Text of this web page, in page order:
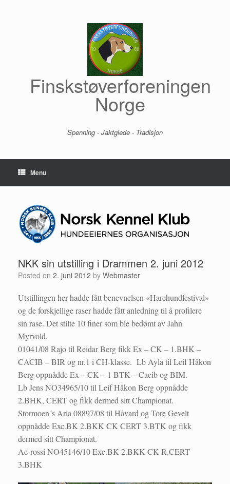
Finskstøverforeningen
Norge
Spenning - Jaktglede - Tradisjon
Menu
NKK sin utstilling i Drammen 2. juni 2012
Posted on 2. juni 2012 by Webmaster
Utstillingen her hadde fått benevnelsen «Harehundfestival»
og de forskjellige raser hadde fått anledning til å profilere
sin rase. Det stilte 10 finer som ble bedømt av Jahn
Myrvold.
01041/08 Rajo til Reidar Berg fikk Ex – CK – 1.BHK –
CACIB – BIR og nr.1 i CH-klasse. Lb Ayla til Leif Håkon
Berg oppnådde Ex – CK – 1 BTK – Cacib og BIM.
Lb Jens NO34965/10 til Leif Håkon Berg oppnådde
2.BHK, CERT og fikk dermed sitt Championat.
Stormoen´s Aria 08897/08 til Håvard og Tore Gevelt
oppnådde Exc.BK 2.BKK CK CERT 3.BTK og fikk
dermed sitt Championat.
Ae-rossi NO45146/10 Exe.BK 2.BKK CK R.CERT
3.BHK